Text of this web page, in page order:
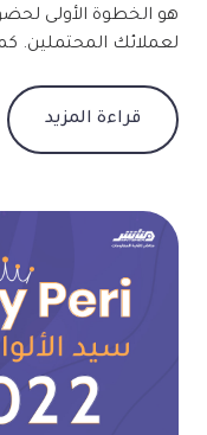
هو الخطوة الأولى
لعملائك المحتملين.
أكثر موثوقية. كيف
دوائية؟ يجب أن يشير
حتى يتمكن الجمهور
المستويات فهمها.
تأثير الألوان حسب
عن مصمم شعارات
المعلومات، خبراء
قراءة المزيد